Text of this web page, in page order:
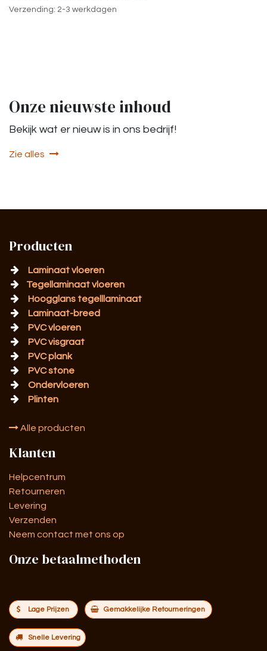
Verzending: 2-3 werkdagen
Onze nieuwste inhoud
Bekijk wat er nieuw is in ons bedrijf!
Zie alles
Producten
Laminaat vloeren
Tegellaminaat vloeren
Hoogglans tegelllaminaat
Laminaat-breed
PVC vloeren
PVC visgraat
PVC plank
PVC stone
Ondervloeren
Plinten
Alle producten
Klanten
Helpcentrum
Retourneren
Levering
Verzenden
Neem contact met ons op
Onze betaalmethoden
Lage Prijzen Gemakkelijke Retourneringen
Snelle Levering